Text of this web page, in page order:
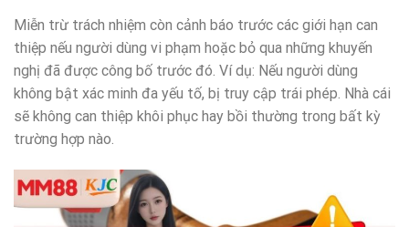
Miễn trừ trách nhiệm còn cảnh báo trước các giới hạn can
thiệp nếu người dùng vi phạm hoặc bỏ qua những khuyến
nghị đã được công bố trước đó. Ví dụ: Nếu người dùng
không bật xác minh đa yếu tố, bị truy cập trái phép. Nhà cái
sẽ không can thiệp khôi phục hay bồi thường trong bất kỳ
trường hợp nào.